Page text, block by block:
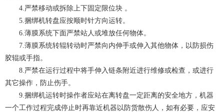
4.严禁移动或拆除上下固定限位块 。
5.捆绑机转盘应按顺时针方向运转。
6.薄膜系统下面严禁站人或堆放任何物体。
7.薄膜系统转辊转动时严禁向内伸手或伸入其他物体，以防损伤
胶辊或手指。
8.严禁在运行过程中将手伸入链条附近进行维修或检查，或进行
其它操作，防止伤手。
9.捆绑机运转时操作者应站在离转盘一定距离的安全地方，机器
一个工作过程完成停止时再靠近机器以防货散伤人，如有必要，应安